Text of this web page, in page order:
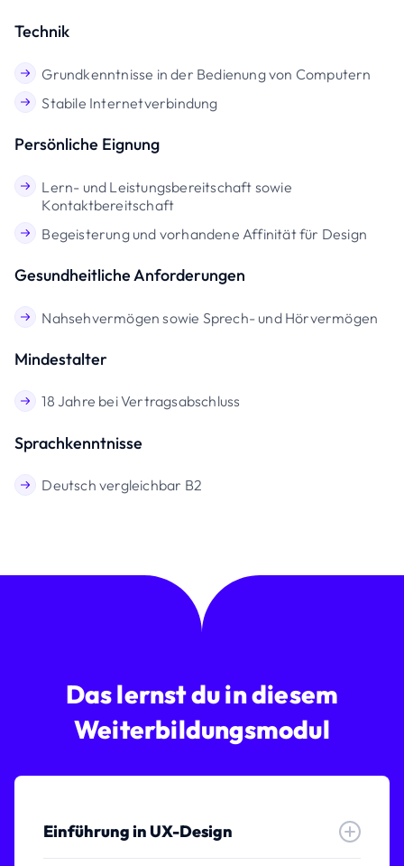
Technik
Grundkenntnisse in der Bedienung von Computern
Stabile Internetverbindung
Persönliche Eignung
Lern- und Leistungsbereitschaft sowie
Kontaktbereitschaft
Begeisterung und vorhandene Affinität für Design
Gesundheitliche Anforderungen
Nahsehvermögen sowie Sprech- und Hörvermögen
Mindestalter
18 Jahre bei Vertragsabschluss
Sprachkenntnisse
Deutsch vergleichbar B2
Das lernst du in diesem
Weiterbildungsmodul
Einführung in UX-Design